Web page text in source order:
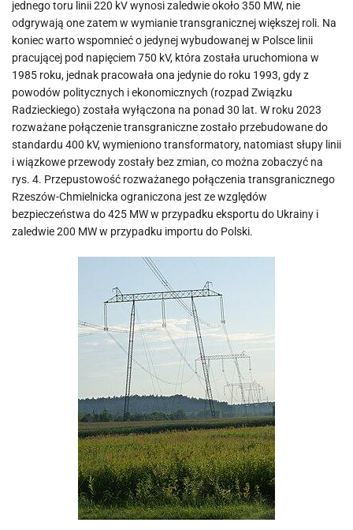
jednego toru linii 220 kV wynosi zaledwie około 350 MW, nie
odgrywają one zatem w wymianie transgranicznej większej roli. Na
koniec warto wspomnieć o jedynej wybudowanej w Polsce linii
pracującej pod napięciem 750 kV, która została uruchomiona w
1985 roku, jednak pracowała ona jedynie do roku 1993, gdy z
powodów politycznych i ekonomicznych (rozpad Związku
Radzieckiego) została wyłączona na ponad 30 lat. W roku 2023
rozważane połączenie transgraniczne zostało przebudowane do
standardu 400 kV, wymieniono transformatory, natomiast słupy linii
i wiązkowe przewody zostały bez zmian, co można zobaczyć na
rys. 4. Przepustowość rozważanego połączenia transgranicznego
Rzeszów-Chmielnicka ograniczona jest ze względów
bezpieczeństwa do 425 MW w przypadku eksportu do Ukrainy i
zaledwie 200 MW w przypadku importu do Polski.